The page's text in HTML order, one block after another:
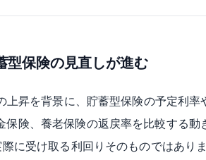
型保険の見直しが進む
昇を背景に、貯蓄型保険の予定利
険、養老保険の返戻率を比較する動
に受け取る利回りそのものではあり